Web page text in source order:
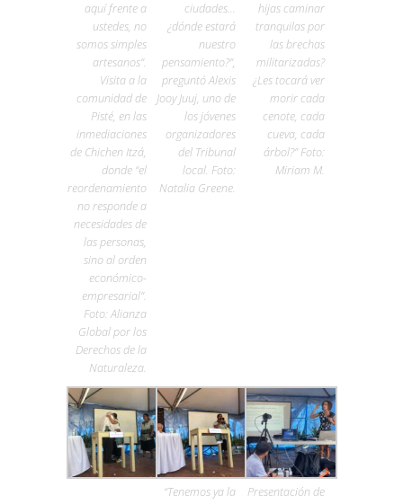
aquí frente a
ustedes, no
somos simples
artesanos”.
Visita a la
comunidad de
Pisté, en las
inmediaciones
de Chichen Itzá,
donde “el
reordenamiento
no responde a
necesidades de
las personas,
sino al orden
económico-
empresarial”.
Foto: Alianza
Global por los
Derechos de la
Naturaleza.
ciudades…
¿dónde estará
nuestro
pensamiento?”,
preguntó Alexis
Jooy Juuj, uno de
los jóvenes
organizadores
del Tribunal
local. Foto:
Natalia Greene.
hijas caminar
tranquilas por
las brechas
militarizadas?
¿Les tocará ver
morir cada
cenote, cada
cueva, cada
árbol?” Foto:
Miriam M.
“Tenemos ya la
Presentación de